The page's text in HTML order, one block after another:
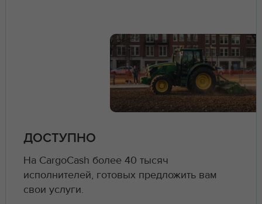
ДОСТУПНО
На CargoCash более 40 тысяч
исполнителей, готовых предложить вам
свои услуги.